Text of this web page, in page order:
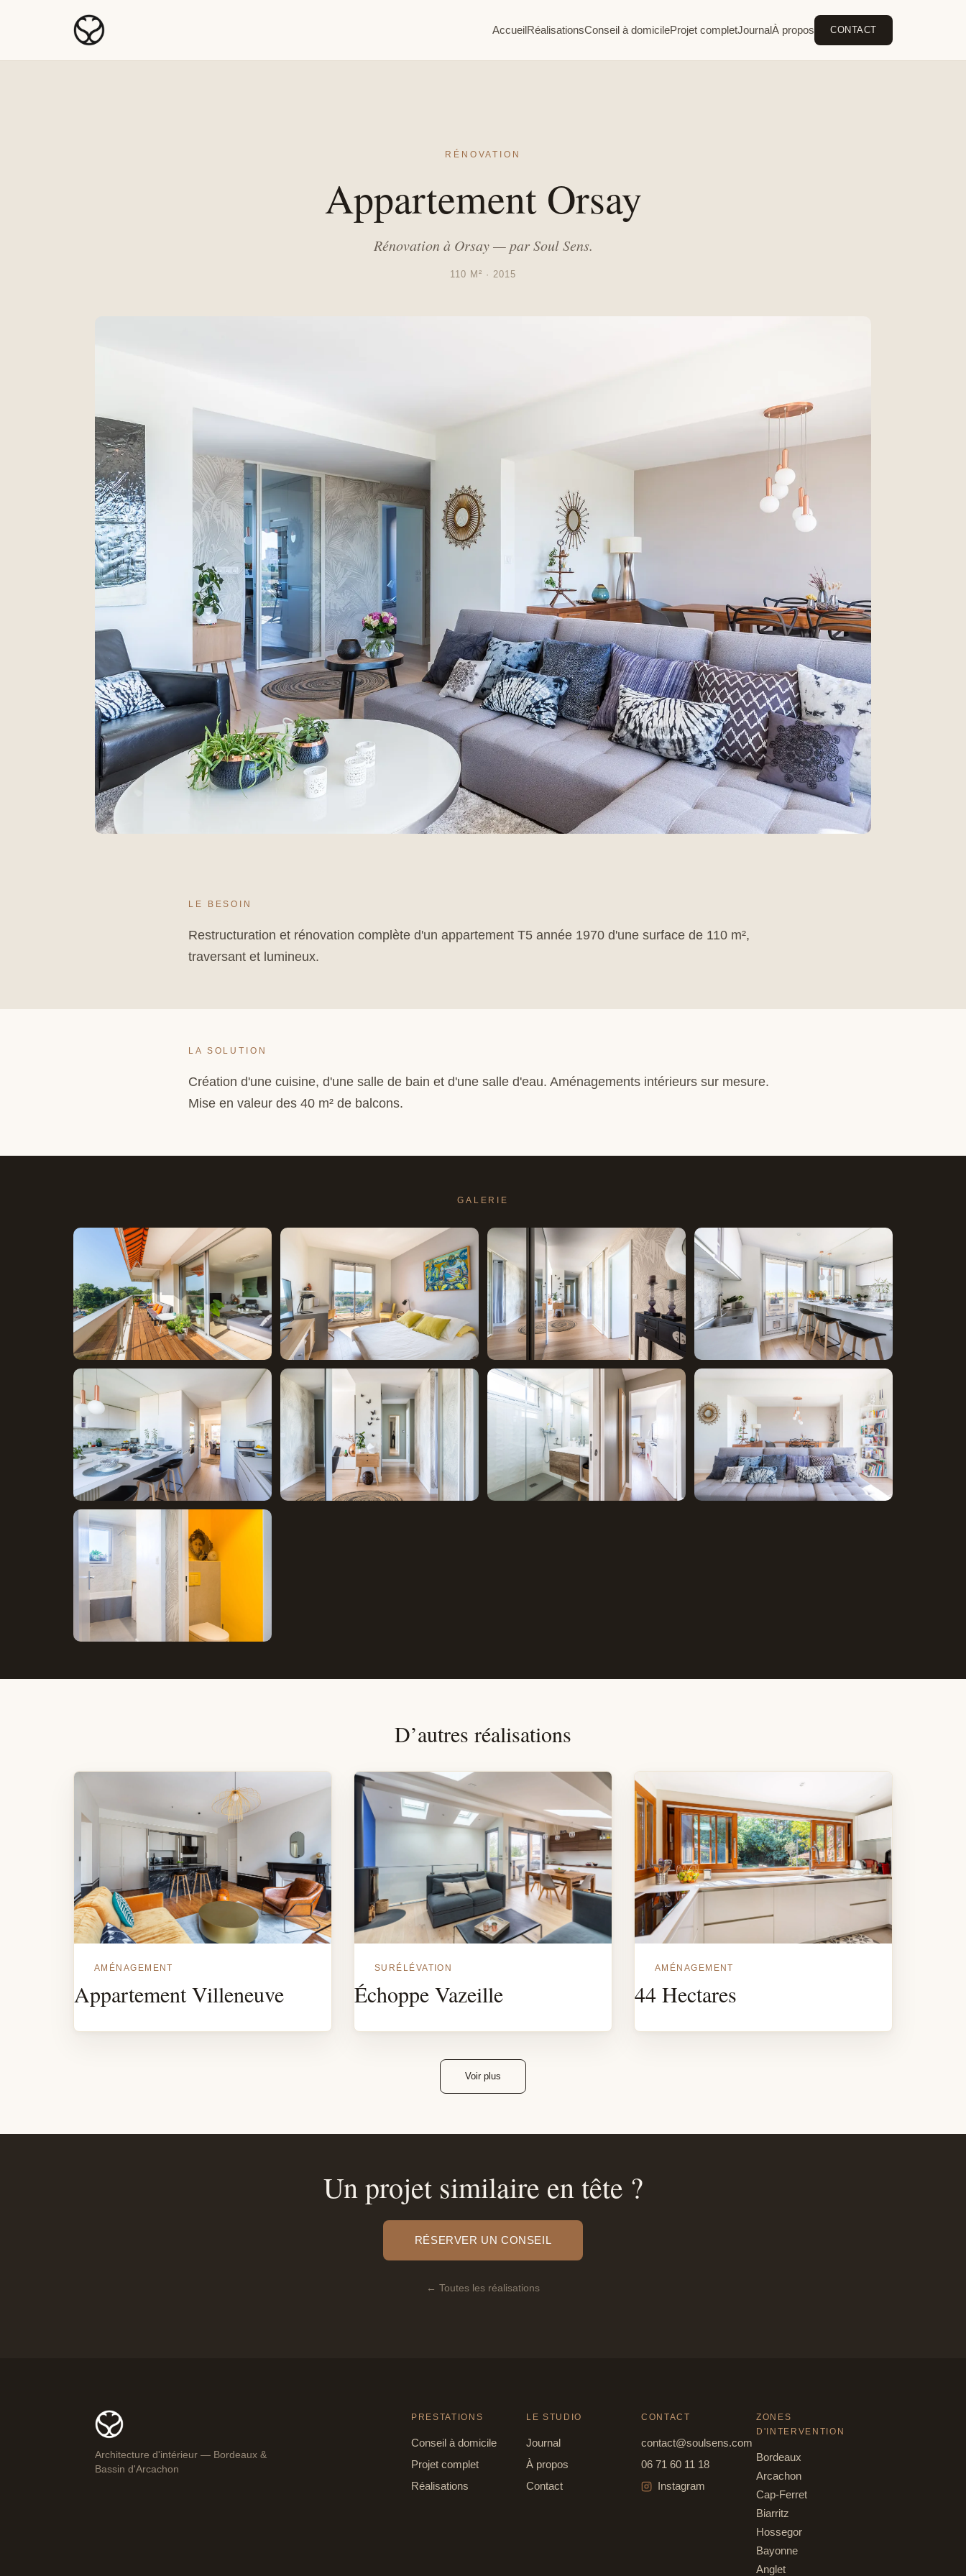
AccueilRéalisationsConseil à domicileProjet completJournalÀ propos CONTACT
RÉNOVATION
Appartement Orsay
Rénovation à Orsay — par Soul Sens.
110 M² · 2015
LE BESOIN
Restructuration et rénovation complète d'un appartement T5 année 1970 d'une surface de 110 m²,
traversant et lumineux.
LA SOLUTION
Création d'une cuisine, d'une salle de bain et d'une salle d'eau. Aménagements intérieurs sur mesure.
Mise en valeur des 40 m² de balcons.
GALERIE
D’autres réalisations
AMÉNAGEMENT
Appartement Villeneuve
SURÉLÉVATION
Échoppe Vazeille
AMÉNAGEMENT
44 Hectares
Voir plus
Un projet similaire en tête ?
RÉSERVER UN CONSEIL
← Toutes les réalisations
Architecture d'intérieur — Bordeaux &
Bassin d'Arcachon
PRESTATIONS
Conseil à domicile
Projet complet
Réalisations
LE STUDIO
Journal
À propos
Contact
CONTACT
contact@soulsens.com
06 71 60 11 18
Instagram
ZONES
D'INTERVENTION
Bordeaux
Arcachon
Cap-Ferret
Biarritz
Hossegor
Bayonne
Anglet